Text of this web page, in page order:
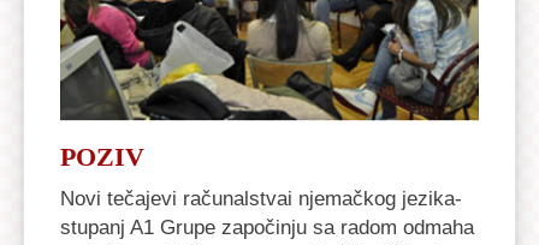
POZIV
Novi tečajevi računalstvai njemačkog jezika-
stupanj A1 Grupe započinju sa radom odmaha